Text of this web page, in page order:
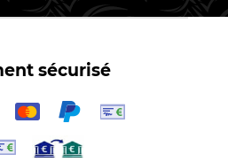
sécurisé